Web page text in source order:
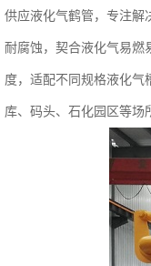
供应液化气鹤管，专注解
耐腐蚀，契合液化气易燃
度，适配不同规格液化气
库、码头、石化园区等场